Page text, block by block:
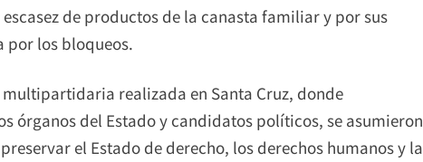
de productos de la canasta familiar y por sus
por los bloqueos.
realizada en Santa Cruz, donde
órganos del Estado y candidatos políticos, se asumieron
el Estado de derecho, los derechos humanos y la